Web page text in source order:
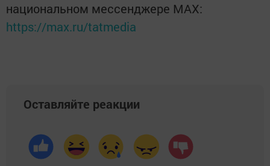
национальном мессенджере MАХ:
https://max.ru/tatmedia
Оставляйте реакции